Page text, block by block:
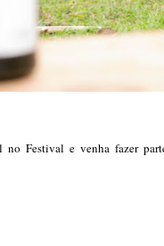
no Festival e venha fazer